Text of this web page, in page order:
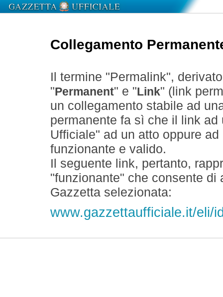
Collegamento
Il termine "Permalink",
" Permanent" e " Link" (link
un collegamento stabile ad
permanente fa sì che il link
Ufficiale" ad un atto oppure
funzionante e valido.
Il seguente link, pertanto,
"funzionante" che consente
Gazzetta selezionata:
www.gazzettaufficiale.it/eli/